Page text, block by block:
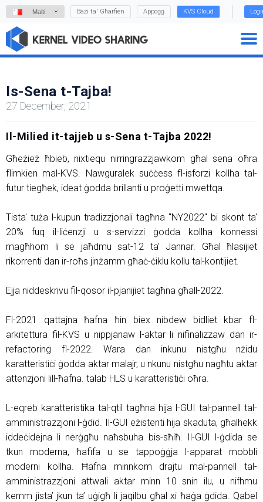
Malti Bażi ta' Għarfien Appoġġ KVS Cloud
Is-Sena t-Tajba!
27 December, 2021
Il-Milied it-tajjeb u s-Sena t-Tajba 2022!
Għeżież ħbieb, nixtiequ nirringrazzjawkom għal sena oħra
flimkien mal-KVS. Nawguralek suċċess fl-isforzi kollha tal-
futur tiegħek, ideat ġodda brillanti u proġetti mwettqa.
Tista' tuża l-kupun tradizzjonali tagħna "NY2022" bi skont ta'
20% fuq il-liċenzji u s-servizzi ġodda kollha konnessi
magħhom li se jaħdmu sat-12 ta' Jannar. Għal ħlasijiet
rikorrenti dan ir-roħs jinżamm għaċ-ċiklu kollu tal-kontijiet.
Ejja niddeskrivu fil-qosor il-pjanijiet tagħna għall-2022.
Fl-2021 qattajna ħafna ħin biex nibdew bidliet kbar fl-
arkitettura fil-KVS u nippjanaw l-aktar li nifinalizzaw dan ir-
refactoring fl-2022. Wara dan inkunu nistgħu nżidu
karatteristiċi ġodda aktar malajr, u nkunu nistgħu nagħtu aktar
attenzjoni lill-ħafna. talab HLS u karatteristiċi oħra.
L-eqreb karatteristika tal-qtil tagħna hija l-GUI tal-pannell tal-
amministrazzjoni l-ġdid. Il-GUI eżistenti hija skaduta, għalhekk
iddeċidejna li nerġgħu naħsbuha bis-sħiħ. Il-GUI l-ġdida se
tkun moderna, ħafifa u se tappoġġja l-apparat mobbli
moderni kollha. Ħafna minnkom drajtu mal-pannell tal-
amministrazzjoni attwali aktar minn 10 snin ilu, u nifhmu
kemm jista’ jkun ta’ uġigħ li jaqilbu għal xi ħaġa ġdida. Qabel